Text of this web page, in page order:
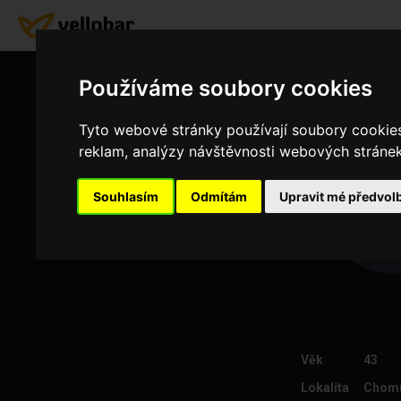
Používáme soubory cookies
Tyto webové stránky používají soubory
reklam, analýzy návštěvnosti webových
Souhlasím Odmítám Upravit mé
Věk
43
Lokalita